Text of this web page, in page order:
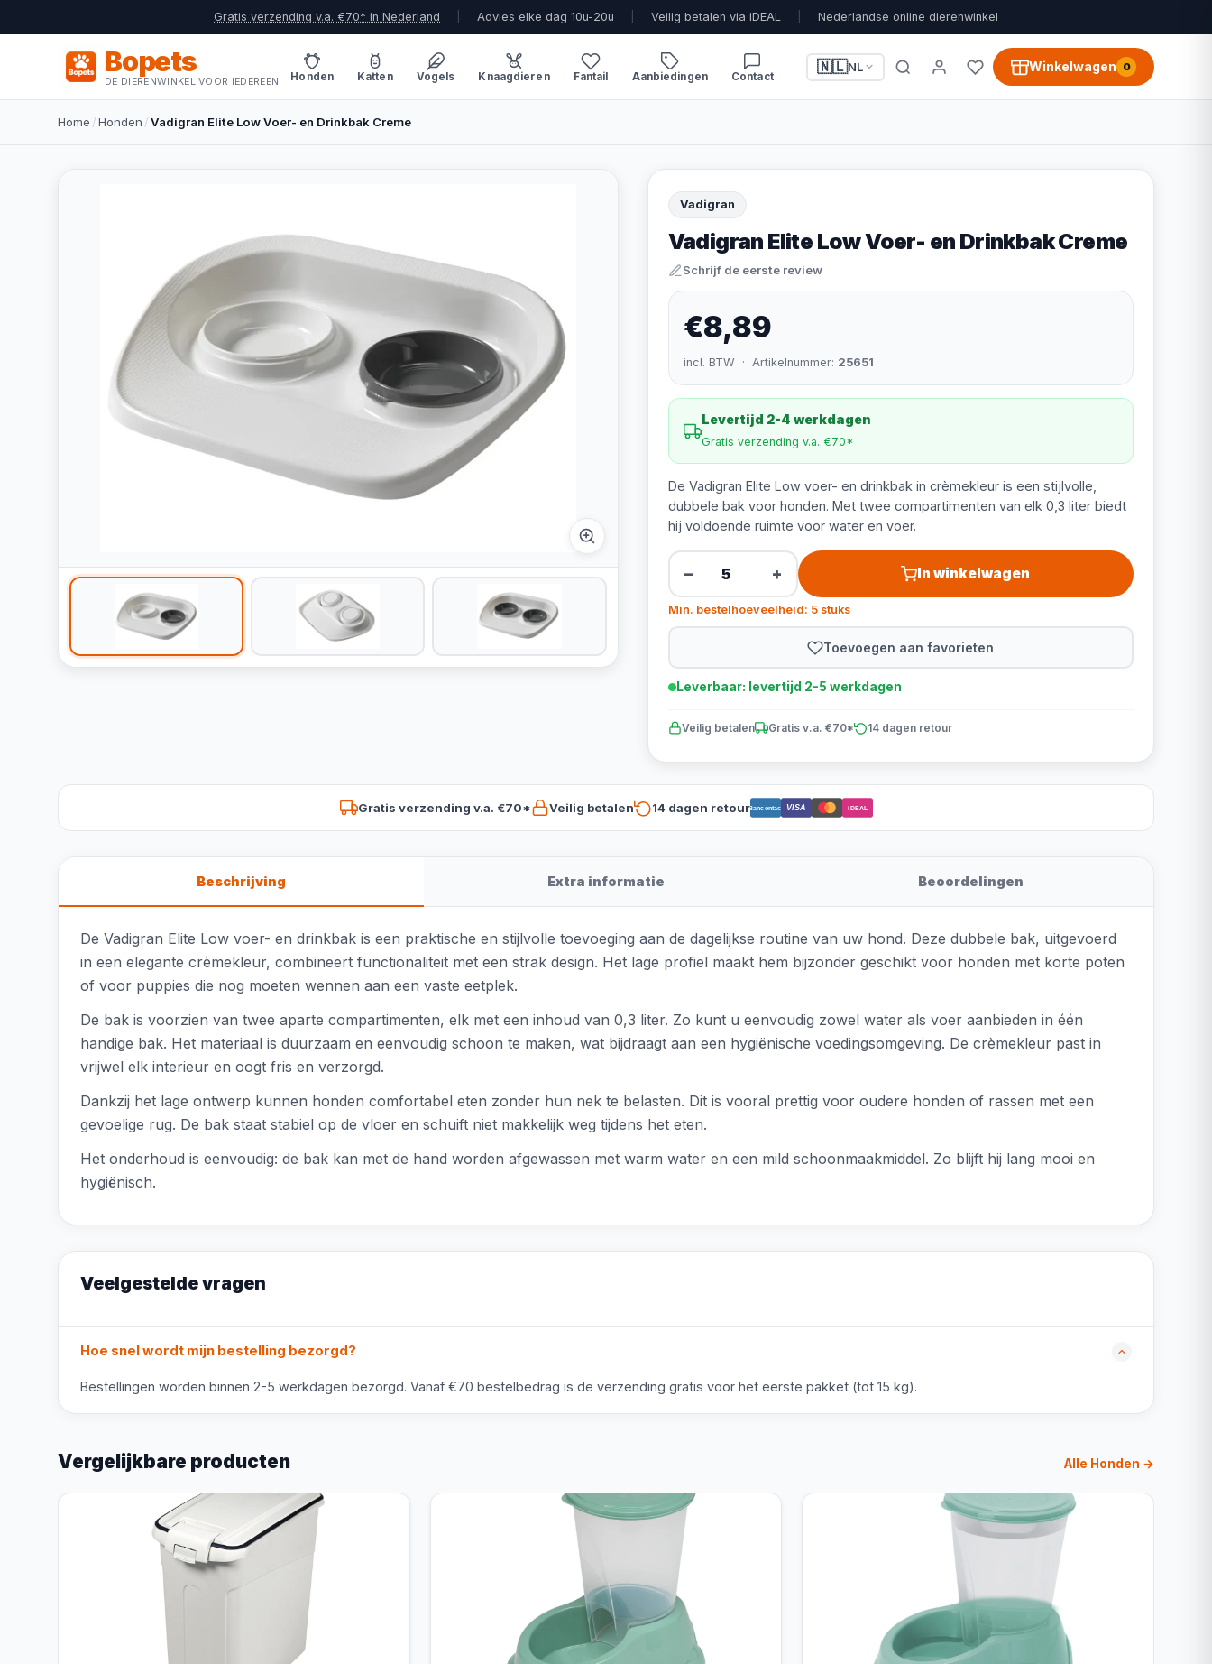
Gratis verzending v.a. €70* in Nederland Advies elke dag 10u-20u Veilig betalen via iDEAL Nederlandse online dierenwinkel
Bopets
DE DIERENWINKEL VOOR IEDEREEN Honden Katten Vogels Knaagdieren Fantail Aanbiedingen Contact
🇳🇱NL Winkelwagen 0
Home /Honden /Vadigran Elite Low Voer- en Drinkbak Creme
Vadigran
Vadigran Elite Low Voer- en Drinkbak Creme
Schrijf de eerste review
€8,89
incl. BTW · Artikelnummer: 25651
Levertijd 2-4 werkdagen
Gratis verzending v.a. €70*
De Vadigran Elite Low voer- en drinkbak in crèmekleur is een stijlvolle,
dubbele bak voor honden. Met twee compartimenten van elk 0,3 liter biedt
hij voldoende ruimte voor water en voer.
− + In winkelwagen
Min. bestelhoeveelheid: 5 stuks
Toevoegen aan favorieten
Leverbaar: levertijd 2-5 werkdagen
Veilig betalen Gratis v.a. €70* 14 dagen retour
Gratis verzending v.a. €70* Veilig betalen 14 dagen retourBancontact VISA iDEAL
Beschrijving Extra informatie Beoordelingen
De Vadigran Elite Low voer- en drinkbak is een praktische en stijlvolle toevoeging aan de dagelijkse routine van uw hond. Deze dubbele bak, uitgevoerd
in een elegante crèmekleur, combineert functionaliteit met een strak design. Het lage profiel maakt hem bijzonder geschikt voor honden met korte poten
of voor puppies die nog moeten wennen aan een vaste eetplek.
De bak is voorzien van twee aparte compartimenten, elk met een inhoud van 0,3 liter. Zo kunt u eenvoudig zowel water als voer aanbieden in één
handige bak. Het materiaal is duurzaam en eenvoudig schoon te maken, wat bijdraagt aan een hygiënische voedingsomgeving. De crèmekleur past in
vrijwel elk interieur en oogt fris en verzorgd.
Dankzij het lage ontwerp kunnen honden comfortabel eten zonder hun nek te belasten. Dit is vooral prettig voor oudere honden of rassen met een
gevoelige rug. De bak staat stabiel op de vloer en schuift niet makkelijk weg tijdens het eten.
Het onderhoud is eenvoudig: de bak kan met de hand worden afgewassen met warm water en een mild schoonmaakmiddel. Zo blijft hij lang mooi en
hygiënisch.
Veelgestelde vragen
Hoe snel wordt mijn bestelling bezorgd?
Bestellingen worden binnen 2-5 werkdagen bezorgd. Vanaf €70 bestelbedrag is de verzending gratis voor het eerste pakket (tot 15 kg).
Vergelijkbare producten Alle Honden →